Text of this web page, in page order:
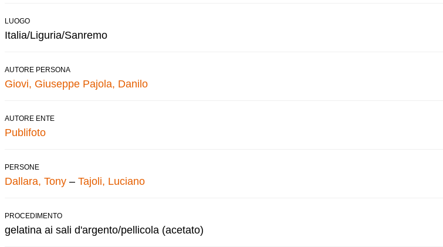
LUOGO
Italia/Liguria/Sanremo
AUTORE PERSONA
Giovi, Giuseppe Pajola, Danilo
AUTORE ENTE
Publifoto
PERSONE
Dallara, Tony – Tajoli, Luciano
PROCEDIMENTO
gelatina ai sali d'argento/pellicola (acetato)